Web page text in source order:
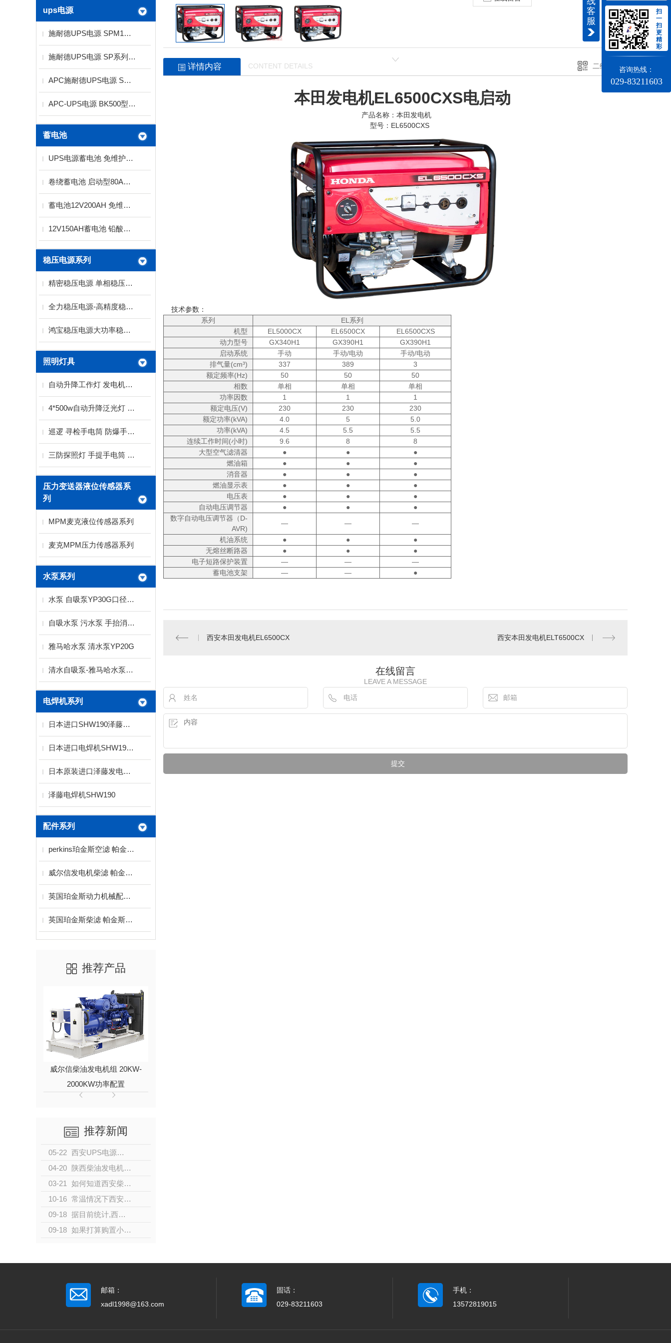
ups电源
施耐德UPS电源 SPM1K功率1KVA电压220V标机
施耐德UPS电源 SP系列1KVA标机 长机供应商
APC施耐德UPS电源 SP系列10KVA
APC-UPS电源 BK500型300W
蓄电池
UPS电源蓄电池 免维护蓄电池2V12V
卷绕蓄电池 启动型80AH螺旋卷绕技术
蓄电池12V200AH 免维护铅酸蓄电池厂家
12V150AH蓄电池 铅酸免维护蓄电池
稳压电源系列
精密稳压电源 单相稳压电源 三相稳压电源厂家
全力稳压电源-高精度稳压电源系列
鸿宝稳压电源大功率稳压电源SBW系列
照明灯具
自动升降工作灯 发电机泛光灯厂家
4*500w自动升降泛光灯 2KW发电机带工作灯
巡逻 寻检手电筒 防爆手电筒
三防探照灯 手提手电筒 LED探照灯
压力变送器液位传感器系
列
MPM麦克液位传感器系列
麦克MPM压力传感器系列
水泵系列
水泵 自吸泵YP30G口径3寸扬程15米雅马哈水泵
自吸水泵 污水泵 手抬消防水泵厂家
雅马哈水泵 清水泵YP20G
清水自吸泵-雅马哈水泵YP30G
电焊机系列
日本进口SHW190泽藤发电电焊机
日本进口电焊机SHW190 泽腾发电电焊机
日本原装进口泽藤发电焊机SHW190HS
泽藤电焊机SHW190
配件系列
perkins珀金斯空滤 帕金斯空气滤清器
威尔信发电机柴滤 帕金斯柴滤 珀金斯柴滤
英国珀金斯动力机械配件风扇皮带 活塞 车垫 气门
英国珀金斯柴滤 帕金斯柴油滤清器
推荐产品
威尔信柴油发电机组 20KW-
2000KW功率配置
推荐新闻
05-22
西安UPS电源的分类
04-20
陕西柴油发电机的发展
03-21
如何知道西安柴油发电机是否过载？
10-16
常温情况下西安柴油发电机组启动不成功的原因及解决办法有哪些？
09-18
据目前统计,西安城镇居民人均住房面积从8.1平方米增加到34.4
09-18
如果打算购置小型家用发电机，有哪些型号值得推荐？
详情内容 CONTENT DETAILS 二维码分享
本田发电机EL6500CXS电启动
产品名称：本田发电机
型号：EL6500CXS
技术参数：
系列
EL系列
机型
EL5000CX EL6500CX
EL6500CXS
动力型号
GX340H1 GX390H1
GX390H1
启动系统
手动 手动/电动
手动/电动
排气量(cm³)
337 389
3
额定频率(Hz)
50 50
50
相数
单相 单相
单相
功率因数
1 1
1
额定电压(V)
230 230
230
额定功率(kVA)
4.0 5
5.0
功率(kVA)
4.5 5.5
5.5
连续工作时间(小时)
9.6 8
8
大型空气滤清器
● ●
●
燃油箱
● ●
●
消音器
● ●
●
燃油显示表
● ●
●
电压表
● ●
●
自动电压调节器
● ●
●
数字自动电压调节器（D-
AVR)
― ― ―
机油系统 ● ●
●
无熔丝断路器
● ●
●
电子短路保护装置
― ―
―
蓄电池支架
― ― ●
西安本田发电机EL6500CX 西安本田发电机ELT6500CX
在线留言
LEAVE A MESSAGE
邮箱：
xadl1998@163.com
固话：
029-83211603
手机：
13572819015
客
服
扫
一
扫
更
精
彩
咨询热线：
029-83211603